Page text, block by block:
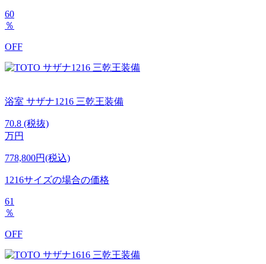
60
％
OFF
浴室 サザナ1216 三乾王装備
70.8 (税抜)
万円
778,800円(税込)
1216サイズの場合の価格
61
％
OFF